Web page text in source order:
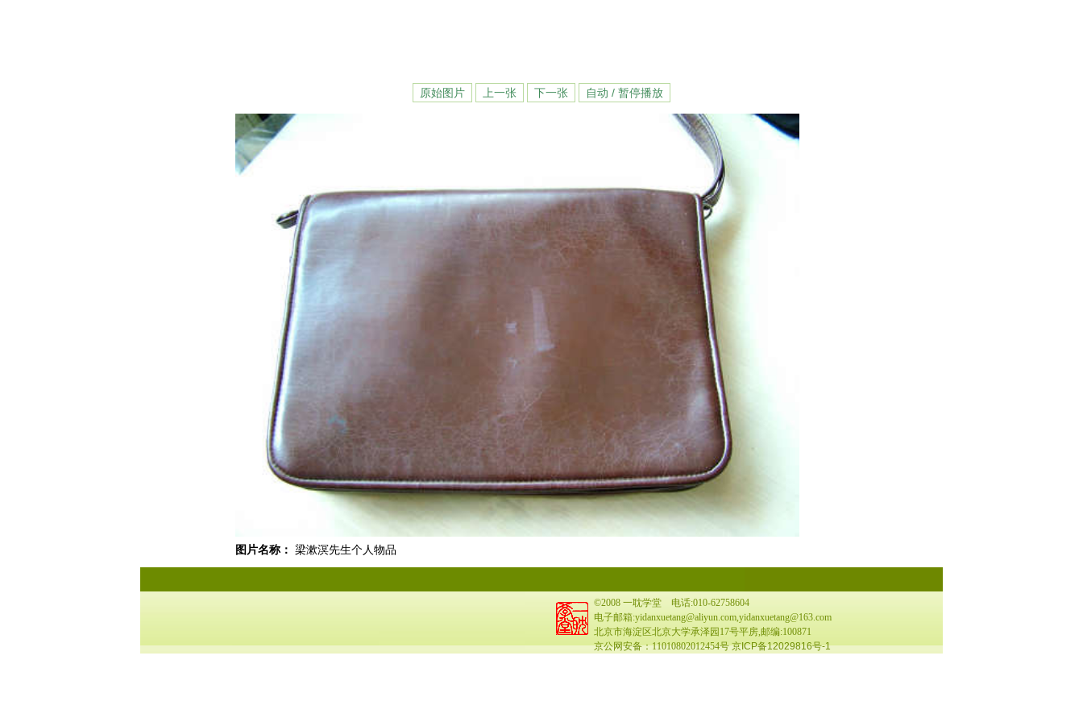
原始图片 上一张 下一张 自动 / 暂停播放
图片名称： 梁漱溟先生个人物品
©2008 一耽学堂 电话:010-62758604
电子邮箱:yidanxuetang@aliyun.com,yidanxuetang@163.com
北京市海淀区北京大学承泽园17号平房,邮编:100871
京公网安备：11010802012454号京ICP备12029816号-1